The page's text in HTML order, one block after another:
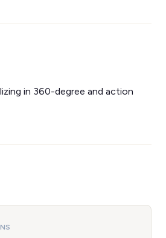
in 360-degree and action